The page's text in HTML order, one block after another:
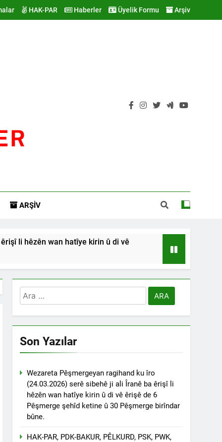
HAK-PAR Haberler Üyelik Formu Arşiv
ARŞIV
li hêzên wan hatîye kirin û di vê
‘’Kadı Muhammed ve
Emniyetinde ifade verdi.
haklarından vaz geçmesini isteyenlere
Genel Başkan Düzgün Kaplan’da
konferansının birinci oturumunda
Bülent Küçük ülkede ve ortadoğu’da
Arama:
Son Yazılar
Wezareta Pêşmergeyan ragihand ku îro
(24.03.2026) serê sibehê ji ali Îranê ba êrişî li
hêzên wan hatîye kirin û di vê êrişê de 6
Pêşmerge şehîd ketine û 30 Pêşmerge birîndar
bûne.
HAK-PAR, PDK-BAKUR, PÊLKURD, PSK, PWK,